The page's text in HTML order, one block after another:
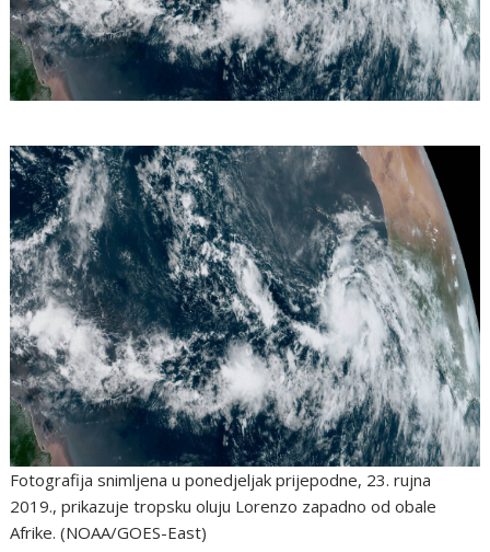
Fotografija snimljena u ponedjeljak prijepodne, 23. rujna
2019., prikazuje tropsku oluju Lorenzo zapadno od obale
Afrike. (NOAA/GOES-East)